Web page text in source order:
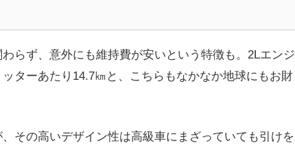
らず、意外にも維持費が安いという特徴も。2Lエンジ
ターあたり14.7㎞と、こちらもなかなか地球にもお財
その高いデザイン性は高級車にまざっていても引けを